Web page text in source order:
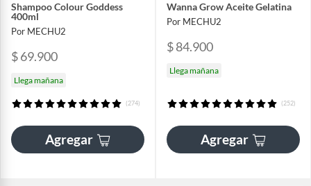
Shampoo Colour Goddess
400ml
Por MECHU2
$ 69.900
Llega mañana
(274)
Agregar
Wanna Grow Aceite Gelatina
Por MECHU2
$ 84.900
Llega mañana
(252)
Agregar